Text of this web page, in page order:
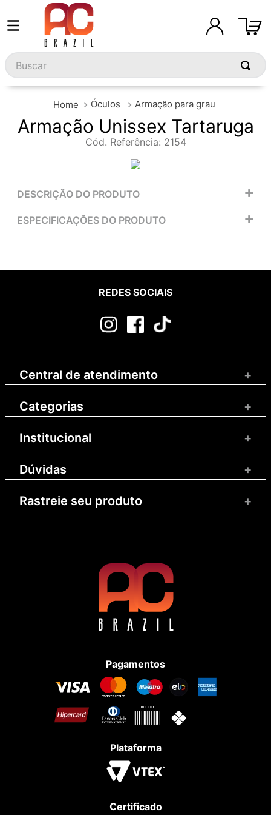
Buscar
Óculos Armação para grau
Armação Unissex Tartaruga
Cód. Referência: 2154
DESCRIÇÃO DO PRODUTO +
ESPECIFICAÇÕES DO PRODUTO +
REDES SOCIAIS
Central de atendimento +
Categorias +
Institucional +
Dúvidas +
Rastreie seu produto +
Pagamentos
Plataforma
Certificado